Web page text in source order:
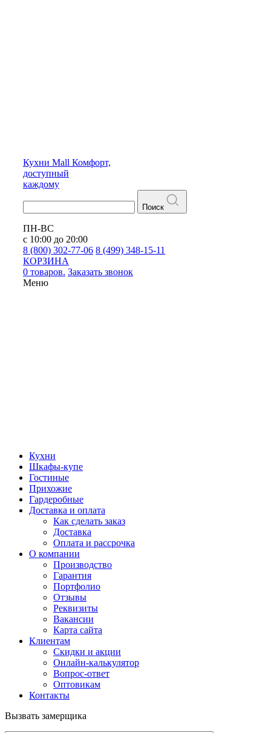
Кухни Mall Комфорт,
доступный
каждому
Поиск
ПН-ВС
с 10:00 до 20:00
8 (800) 302-77-06 8 (499) 348-15-11
КОРЗИНА
0 товаров. Заказать звонок
Меню
Кухни
Шкафы-купе
Гостиные
Прихожие
Гардеробные
Доставка и оплата
Как сделать заказ
Доставка
Оплата и рассрочка
О компании
Производство
Гарантия
Портфолио
Отзывы
Реквизиты
Вакансии
Карта сайта
Клиентам
Скидки и акции
Онлайн-калькулятор
Вопрос-ответ
Оптовикам
Контакты
Вызвать замерщика